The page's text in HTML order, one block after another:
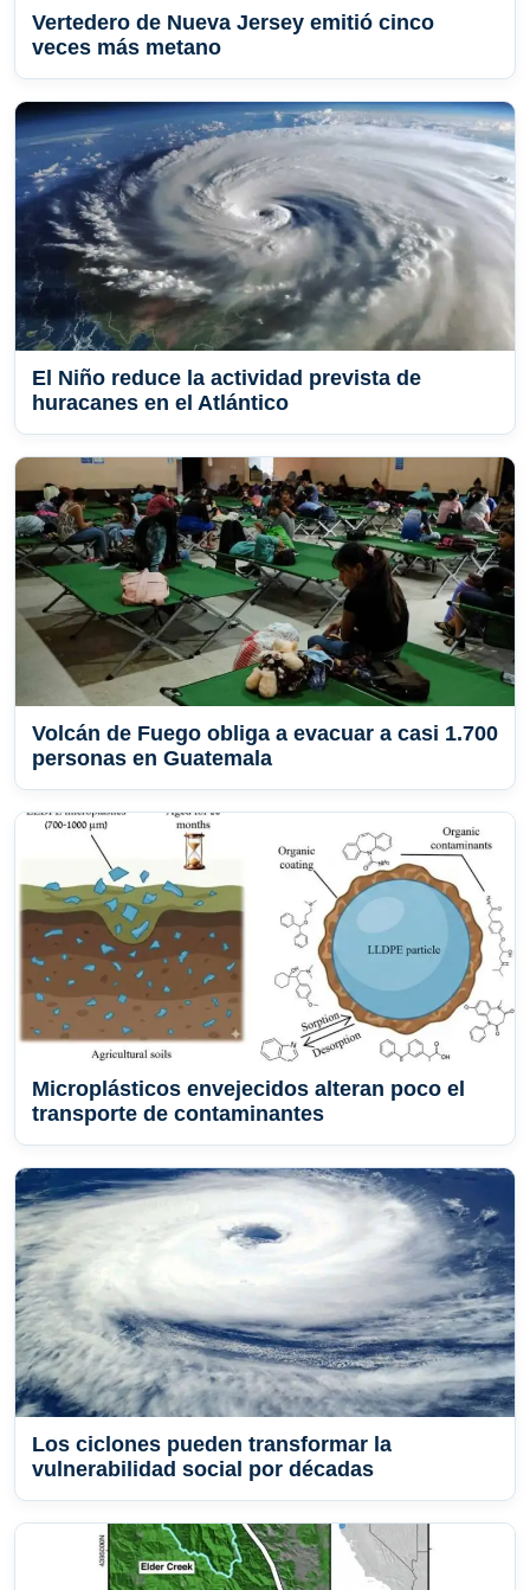
Vertedero de Nueva Jersey emitió cinco
veces más metano
El Niño reduce la actividad prevista de
huracanes en el Atlántico
Volcán de Fuego obliga a evacuar a casi 1.700
personas en Guatemala
Microplásticos envejecidos alteran poco el
transporte de contaminantes
Los ciclones pueden transformar la
vulnerabilidad social por décadas